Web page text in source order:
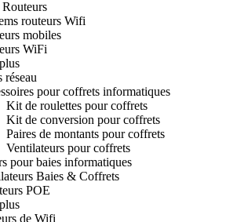
routeurs Wifi
mobiles
WiFi
réseau
pour coffrets informatiques
Kit de roulettes pour coffrets
Kit de conversion pour coffrets
Paires de montants pour coffrets
Ventilateurs pour coffrets
pour baies informatiques
Baies & Coffrets
POE
de Wifi